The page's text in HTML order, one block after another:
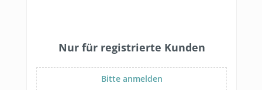
Nur für registrierte Kunden
Bitte anmelden